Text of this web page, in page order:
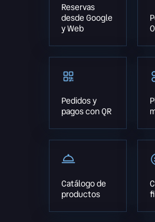
Reservas
desde Google
y Web
Pedidos y
pagos con QR
Catálogo de
productos